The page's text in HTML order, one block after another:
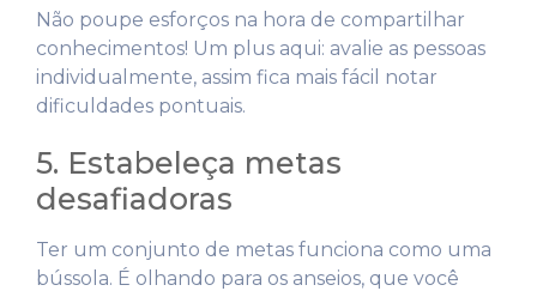
Não poupe esforços na hora de compartilhar
conhecimentos! Um plus aqui: avalie as pessoas
individualmente, assim fica mais fácil notar
dificuldades pontuais.
5. Estabeleça metas
desafiadoras
Ter um conjunto de metas funciona como uma
bússola. É olhando para os anseios, que você